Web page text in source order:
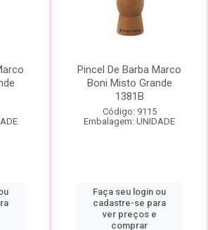
Pincel De Barba Marco
Boni Misto Grande
1381B
Código: 9115
Embalagem: UNIDADE
Faça seu login ou
cadastre-se para
ver preços e
comprar